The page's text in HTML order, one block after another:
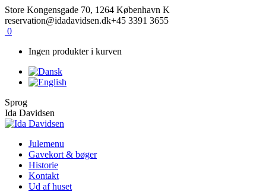
Skip
to
content
Facebook
Instagram
Store Kongensgade 70, 1264 København K
reservation@idadavidsen.dk+45 3391 3655
0
Ingen produkter i kurven
Sprog
Ida Davidsen
Julemenu
Gavekort & bøger
Historie
Kontakt
Ud af huset